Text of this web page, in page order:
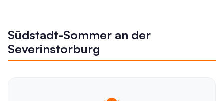
Südstadt-Sommer an der
Severinstorburg